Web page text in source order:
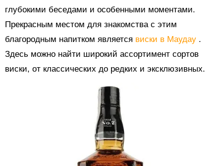
глубокими беседами и особенными моментами.
Прекрасным местом для знакомства с этим
благородным напитком является виски в Маудау .
Здесь можно найти широкий ассортимент сортов
виски, от классических до редких и эксклюзивных.